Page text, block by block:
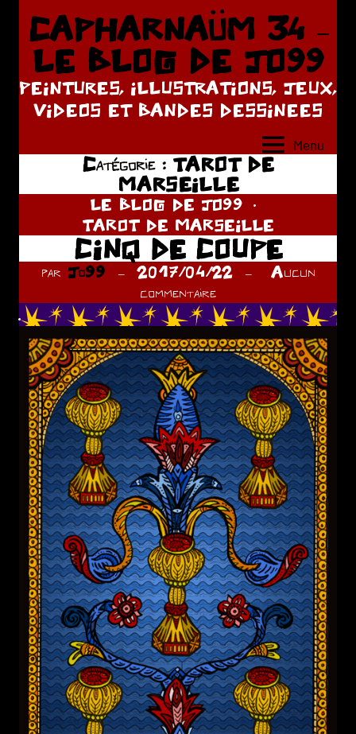
Aller
contenu
CAPHARNAÜM 34 –
LE BLOG DE JO99
PEINTURES, ILLUSTRATIONS, JEUX,
VIDEOS ET BANDES DESSINEES
Menu
Catégorie : TAROT DE
MARSEILLE
LE BLOG DE JO99
TAROT DE MARSEILLE
CINQ DE COUPE
par Jo99 2017/04/22
Aucun
commentaire
.